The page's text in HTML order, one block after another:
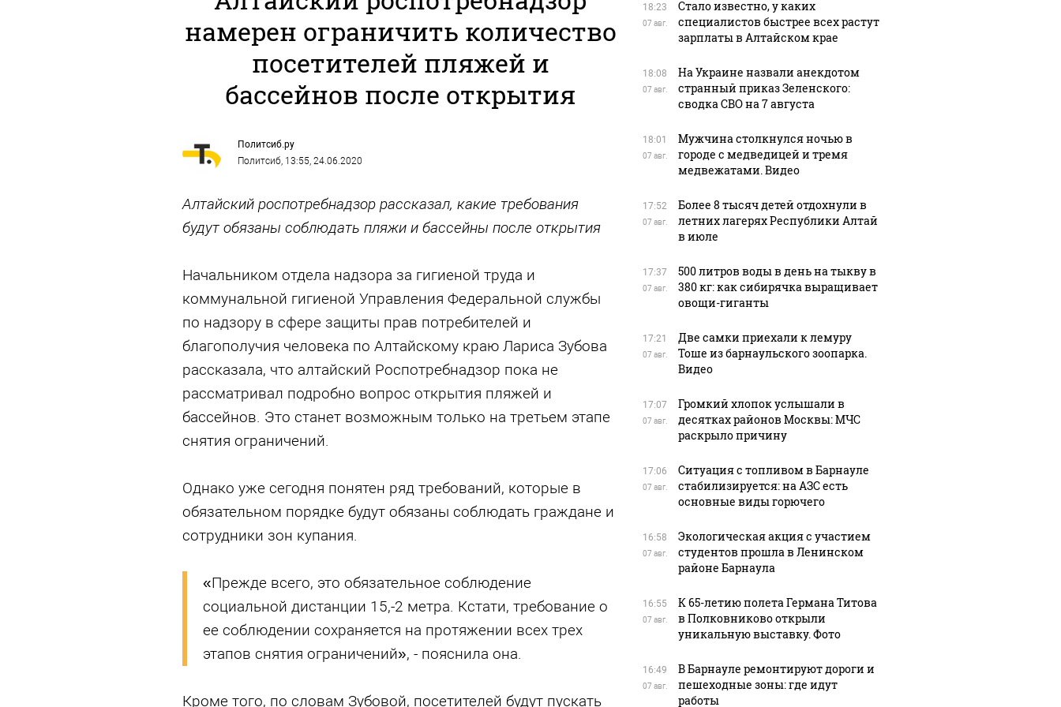
намерен ограничить количество
посетителей пляжей и
бассейнов после открытия
Политсиб.ру
Политсиб, 13:55, 24.06.2020
Алтайский роспотребнадзор рассказал, какие требования
будут обязаны соблюдать пляжи и бассейны после открытия
Начальником отдела надзора за гигиеной труда и
коммунальной гигиеной Управления Федеральной службы
по надзору в сфере защиты прав потребителей и
благополучия человека по Алтайскому краю Лариса Зубова
рассказала, что алтайский Роспотребнадзор пока не
рассматривал подробно вопрос открытия пляжей и
бассейнов. Это станет возможным только на третьем этапе
снятия ограничений.
Однако уже сегодня понятен ряд требований, которые в
обязательном порядке будут обязаны соблюдать граждане и
сотрудники зон купания.
«Прежде всего, это обязательное соблюдение
социальной дистанции 15,-2 метра. Кстати, требование о
ее соблюдении сохраняется на протяжении всех трех
этапов снятия ограничений», - пояснила она.
Кроме того, по словам Зубовой, посетителей будут пускать
18:23
07 авг.
Стало известно, у каких
специалистов быстрее всех растут
зарплаты в Алтайском крае
18:08
07 авг.
На Украине назвали анекдотом
странный приказ Зеленского:
сводка СВО на 7 августа
18:01
07 авг.
Мужчина столкнулся ночью в
городе с медведицей и тремя
медвежатами. Видео
17:52
07 авг.
Более 8 тысяч детей отдохнули в
летних лагерях Республики Алтай
в июле
17:37
07 авг.
500 литров воды в день на тыкву в
380 кг: как сибирячка выращивает
овощи-гиганты
17:21
07 авг.
Две самки приехали к лемуру
Тоше из барнаульского зоопарка.
Видео
17:07
07 авг.
Громкий хлопок услышали в
десятках районов Москвы: МЧС
раскрыло причину
17:06
07 авг.
Ситуация с топливом в Барнауле
стабилизируется: на АЗС есть
основные виды горючего
16:58
07 авг.
Экологическая акция с участием
студентов прошла в Ленинском
районе Барнаула
16:55
07 авг.
К 65-летию полета Германа Титова
в Полковниково открыли
уникальную выставку. Фото
16:49
07 авг.
В Барнауле ремонтируют дороги и
пешеходные зоны: где идут
работы